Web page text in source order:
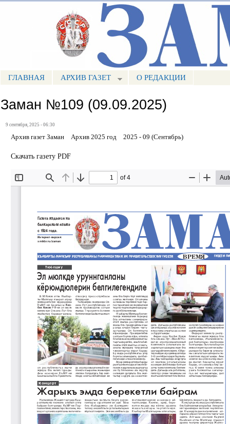
Портал СМИ КБР
МЕНЮ ЗАМАН
ГЛАВНАЯ АРХИВ ГАЗЕТ О РЕДАКЦИИ
Заман №109 (09.09.2025)
9 сентября, 2025 - 06:30
Архив газет Заман Архив 2025 год 2025 - 09 (Сентябрь)
Скачать газету PDF